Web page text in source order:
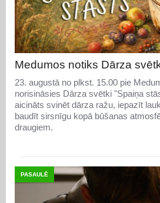
Medumos notiks Dārza
23. augustā no plkst. 15.00 pie
norisināsies Dārza svētki "Spaiņa
aicināts svinēt dārza ražu, iepazīt
baudīt sirsnīgu kopā būšanas
draugiem.
PASAULĒ